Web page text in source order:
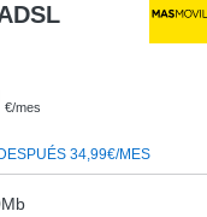
€/mes
34,99€/MES